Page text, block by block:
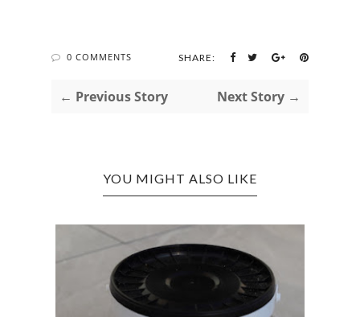
0 COMMENTS SHARE:
← Previous Story Next Story →
YOU MIGHT ALSO LIKE